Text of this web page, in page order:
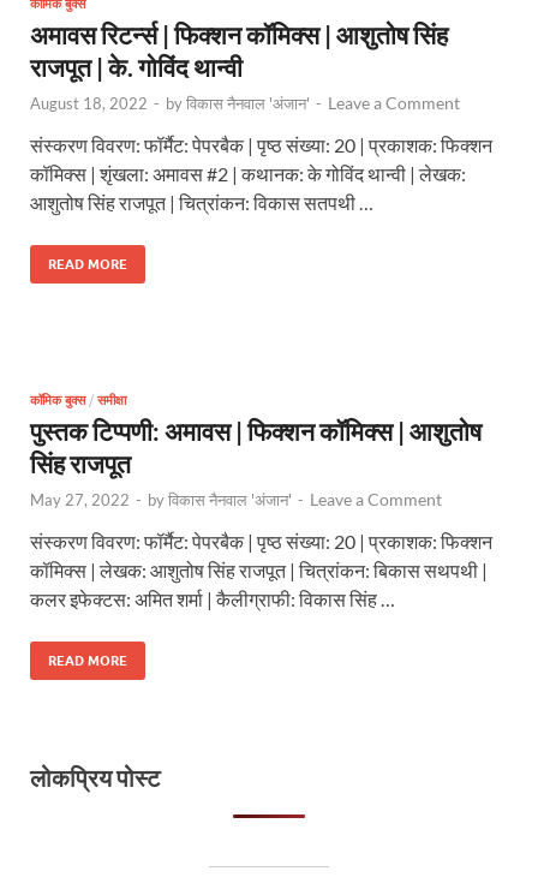
कॉमिक बुक्स
अमावस रिटर्न्स | फिक्शन कॉमिक्स | आशुतोष सिंह
राजपूत | के. गोविंद थान्वी
August 18, 2022 - byविकास नैनवाल 'अंजान' - Leave a Comment
संस्करण विवरण: फॉर्मैट: पेपरबैक | पृष्ठ संख्या: 20 | प्रकाशक: फिक्शन
कॉमिक्स | शृंखला: अमावस #2 | कथानक: के गोविंद थान्वी | लेखक:
आशुतोष सिंह राजपूत | चित्रांकन: विकास सतपथी …
READ MORE
कॉमिक बुक्स/ समीक्षा
पुस्तक टिप्पणी: अमावस | फिक्शन कॉमिक्स | आशुतोष
सिंह राजपूत
May 27, 2022 - byविकास नैनवाल 'अंजान' - Leave a Comment
संस्करण विवरण: फॉर्मैट: पेपरबैक | पृष्ठ संख्या: 20 | प्रकाशक: फिक्शन
कॉमिक्स | लेखक: आशुतोष सिंह राजपूत | चित्रांकन: बिकास सथपथी |
कलर इफेक्टस: अमित शर्मा | कैलीग्राफी: विकास सिंह …
READ MORE
लोकप्रिय पोस्ट